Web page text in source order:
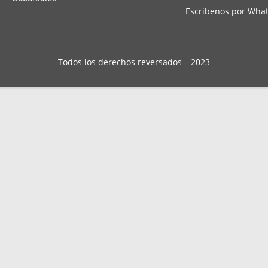
Escribenos por
Todos los derechos reversados – 2023